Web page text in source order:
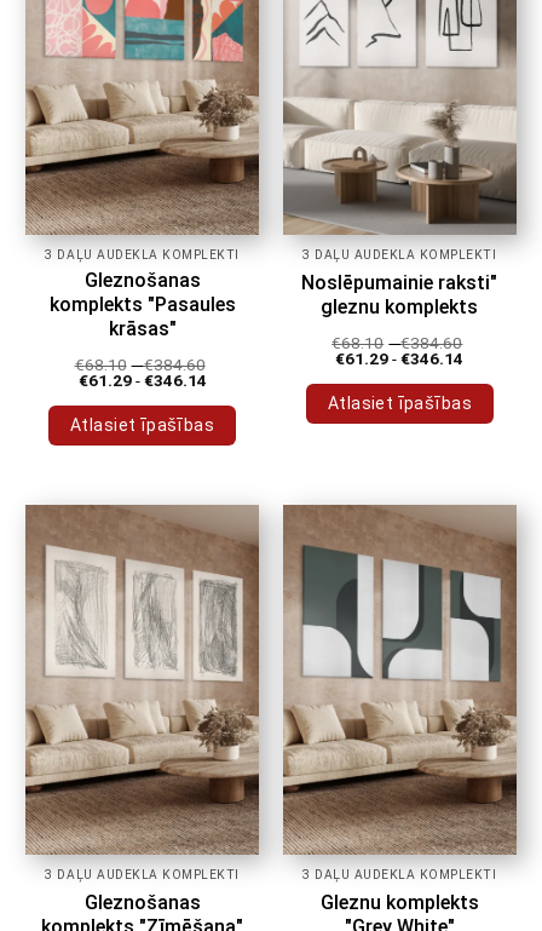
izvēlēties
produkta
lapā
izvēlēties
produkta
lapā
3 DAĻU AUDEKLA KOMPLEKTI
Gleznošanas
komplekts "Pasaules
krāsas"
€68.10 -€384.60
€61.29-€346.14
Atlasiet īpašības
ir
vairāki
varianti.
Variantus
var
izvēlēties
produkta
lapā
3 DAĻU AUDEKLA KOMPLEKTI
Noslēpumainie raksti"
gleznu komplekts
€68.10 -€384.60
€61.29-€346.14
Atlasiet īpašības
vairāki
varianti.
Variantus
izvēlēties
produkta
3 DAĻU AUDEKLA KOMPLEKTI
Gleznošanas
3 DAĻU AUDEKLA KOMPLEKTI
Gleznu komplekts